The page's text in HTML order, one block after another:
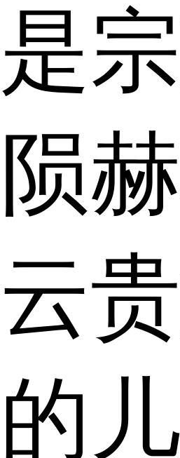
是
陨
云
的儿